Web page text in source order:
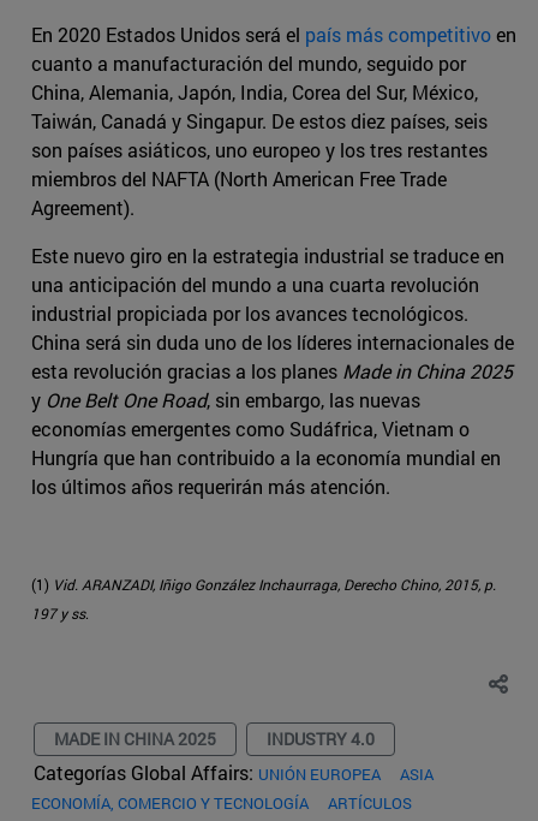
En 2020 Estados Unidos será el país más competitivoen
cuanto a manufacturación del mundo, seguido por
China, Alemania, Japón, India, Corea del Sur, México,
Taiwán, Canadá y Singapur. De estos diez países, seis
son países asiáticos, uno europeo y los tres restantes
miembros del NAFTA (North American Free Trade
Agreement).
Este nuevo giro en la estrategia industrial se traduce en
una anticipación del mundo a una cuarta revolución
industrial propiciada por los avances tecnológicos.
China será sin duda uno de los líderes internacionales de
esta revolución gracias a los planes Made in China 2025
y One Belt One Road, sin embargo, las nuevas
economías emergentes como Sudáfrica, Vietnam o
Hungría que han contribuido a la economía mundial en
los últimos años requerirán más atención.
(1) Vid. ARANZADI, Iñigo González Inchaurraga, Derecho Chino, 2015, p.
197 y ss.
MADE IN CHINA 2025 INDUSTRY 4.0
Categorías Global Affairs: UNIÓN EUROPEA
ASIA
ECONOMÍA, COMERCIO Y TECNOLOGÍA
ARTÍCULOS